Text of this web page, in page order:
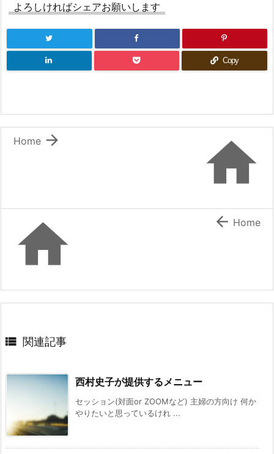
よろしければシェアお願いします
Copy


Home
  Home
 関連記事
西村史子が提供するメニュー
セッション(対面or ZOOMなど) 主婦の方向け 何か
やりたいと思っているけれ ...